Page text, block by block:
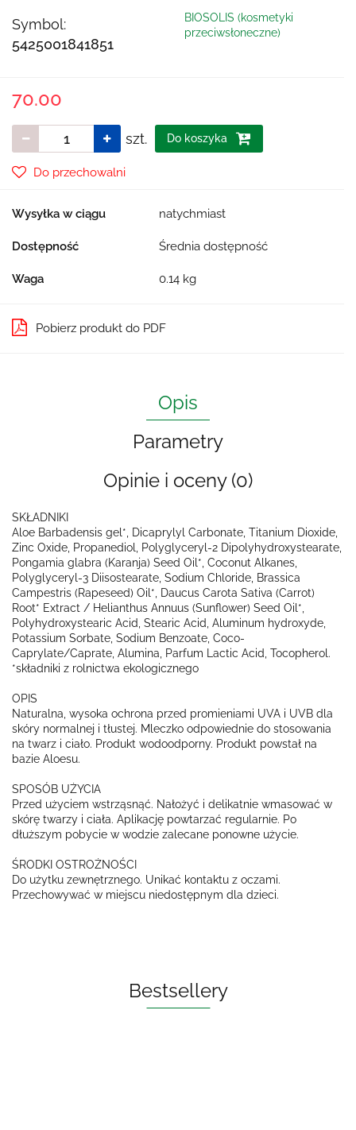
Symbol:
5425001841851
BIOSOLIS (kosmetyki
przeciwsłoneczne)
70.00
szt. Do koszyka
Do przechowalni
Wysyłka w ciągu natychmiast
Dostępność Średnia dostępność
Waga 0.14 kg
Pobierz produkt do PDF
Opis
Parametry
Opinie i oceny (0)
SKŁADNIKI
Aloe Barbadensis gel*, Dicaprylyl Carbonate, Titanium Dioxide,
Zinc Oxide, Propanediol, Polyglyceryl-2 Dipolyhydroxystearate,
Pongamia glabra (Karanja) Seed Oil*, Coconut Alkanes,
Polyglyceryl-3 Diisostearate, Sodium Chloride, Brassica
Campestris (Rapeseed) Oil*, Daucus Carota Sativa (Carrot)
Root* Extract / Helianthus Annuus (Sunflower) Seed Oil*,
Polyhydroxystearic Acid, Stearic Acid, Aluminum hydroxyde,
Potassium Sorbate, Sodium Benzoate, Coco-
Caprylate/Caprate, Alumina, Parfum Lactic Acid, Tocopherol.
*składniki z rolnictwa ekologicznego
OPIS
Naturalna, wysoka ochrona przed promieniami UVA i UVB dla
skóry normalnej i tłustej. Mleczko odpowiednie do stosowania
na twarz i ciało. Produkt wodoodporny. Produkt powstał na
bazie Aloesu.
SPOSÓB UŻYCIA
Przed użyciem wstrząsnąć. Nałożyć i delikatnie wmasować w
skórę twarzy i ciała. Aplikację powtarzać regularnie. Po
dłuższym pobycie w wodzie zalecane ponowne użycie.
ŚRODKI OSTROŻNOŚCI
Do użytku zewnętrznego. Unikać kontaktu z oczami.
Przechowywać w miejscu niedostępnym dla dzieci.
Bestsellery